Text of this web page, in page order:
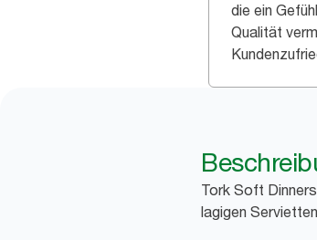
die ein
Qualität
Tork Soft
lagigen